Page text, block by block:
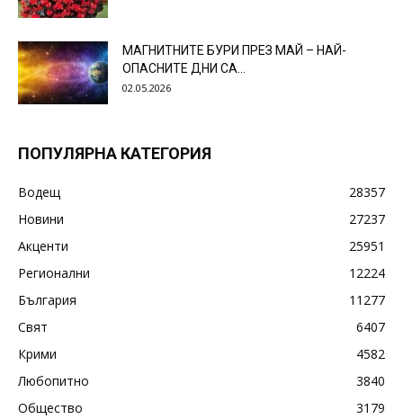
МАГНИТНИТЕ БУРИ ПРЕЗ МАЙ – НАЙ-
ОПАСНИТЕ ДНИ СА…
02.05.2026
ПОПУЛЯРНА КАТЕГОРИЯ
Водещ
28357
Новини
27237
Акценти
25951
Регионални
12224
България
11277
Свят
6407
Крими
4582
Любопитно
3840
Общество
3179